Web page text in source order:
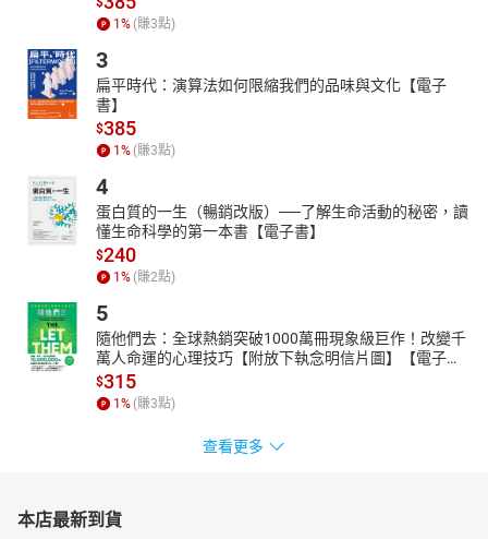
1% (賺3點)
3
扁平時代：演算法如何限縮我們的品味與文化【電子
書】
$385
1% (賺3點)
4
蛋白質的一生（暢銷改版）──了解生命活動的秘密，讀
懂生命科學的第一本書【電子書】
$240
1% (賺2點)
5
隨他們去：全球熱銷突破1000萬冊現象級巨作！改變千
萬人命運的心理技巧【附放下執念明信片圖】【電子
書】
$315
1% (賺3點)
查看更多
本店最新到貨